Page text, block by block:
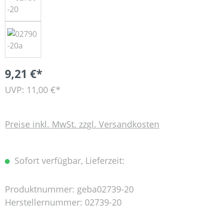
9,21 €*
UVP: 11,00 €*
Preise inkl. MwSt. zzgl. Versandkosten
Sofort verfügbar, Lieferzeit:
Produktnummer: geba02739-20
Herstellernummer: 02739-20